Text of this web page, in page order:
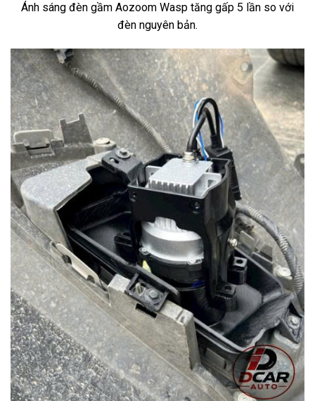
Ánh sáng đèn gầm Aozoom Wasp tăng gấp 5 lần so với
đèn nguyên bản.